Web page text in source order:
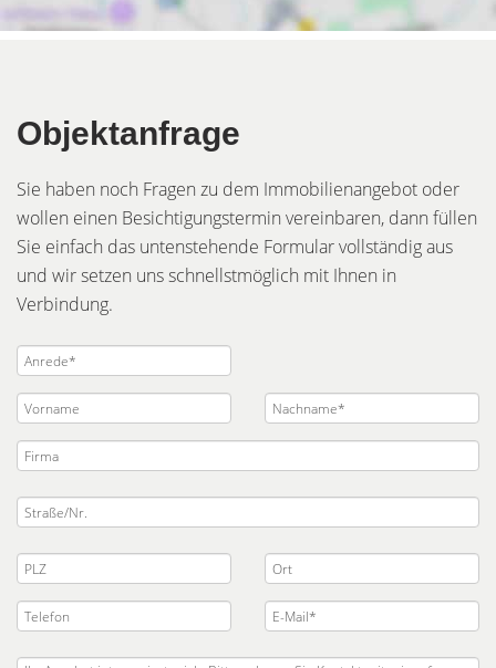
Objektanfrage
Sie haben noch Fragen zu dem Immobilienangebot oder
wollen einen Besichtigungstermin vereinbaren, dann füllen
Sie einfach das untenstehende Formular vollständig aus
und wir setzen uns schnellstmöglich mit Ihnen in
Verbindung.